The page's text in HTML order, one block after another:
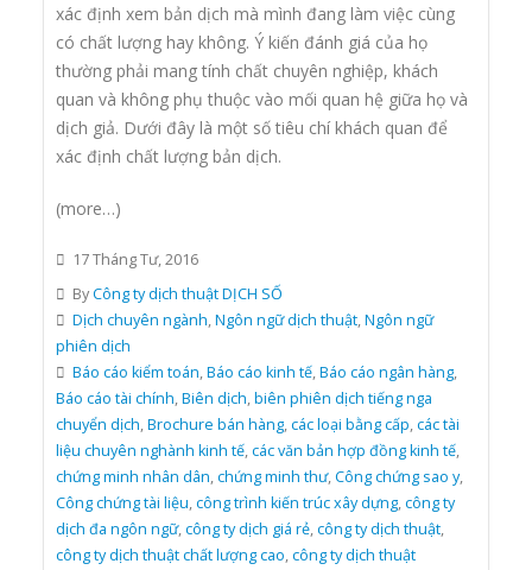
xác định xem bản dịch mà mình đang làm việc cùng
có chất lượng hay không. Ý kiến đánh giá của họ
thường phải mang tính chất chuyên nghiệp, khách
quan và không phụ thuộc vào mối quan hệ giữa họ và
dịch giả. Dưới đây là một số tiêu chí khách quan để
xác định chất lượng bản dịch.
(more…)
17 Tháng Tư, 2016
ByCông ty dịch thuật DỊCH SỐ
Dịch chuyên ngành,Ngôn ngữ dịch thuật,Ngôn ngữ
phiên dịch
Báo cáo kiểm toán,Báo cáo kinh tế,Báo cáo ngân hàng,
Báo cáo tài chính,Biên dịch,biên phiên dịch tiếng nga
chuyển dịch,Brochure bán hàng,các loại bằng cấp,các tài
liệu chuyên nghành kinh tế,các văn bản hợp đồng kinh tế,
chứng minh nhân dân,chứng minh thư,Công chứng sao y,
Công chứng tài liệu,công trình kiến trúc xây dựng,công ty
dịch đa ngôn ngữ,công ty dịch giá rẻ,công ty dịch thuật,
công ty dịch thuật chất lượng cao,công ty dịch thuật